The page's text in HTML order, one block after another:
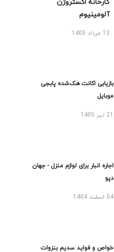
کارخانه اکستروژن
آلومینیوم
13 مرداد 1405
بازیابی اکانت هک‌شده پابجی
موبایل
21 تیر 1405
اجاره انبار برای لوازم منزل - جهان
دپو
04 اسفند 1404
خواص و فواید سدیم بنزوات